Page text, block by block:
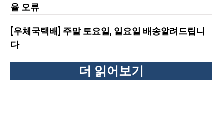
율 오류
[우체국택배] 주말 토요일, 일요일 배송알려드립니
다
더 읽어보기